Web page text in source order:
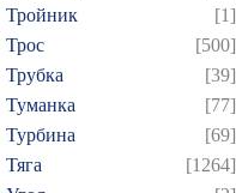
Тройник
[1]
Трос
[500]
Трубка
[39]
Туманка
[77]
Турбина
[69]
Тяга
[1264]